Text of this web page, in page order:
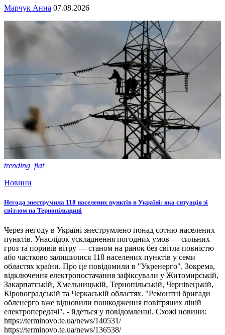
Марчук Анна 07.08.2026
trending_flat
Новини
Негода знеструмила 118 населених пунктів в Україні: яка ситуація зі
світлом на Тернопільщині
Через негоду в Україні знеструмлено понад сотню населених
пунктів. Унаслідок ускладнення погодних умов — сильних
гроз та поривів вітру — станом на ранок без світла повністю
або частково залишилися 118 населених пунктів у семи
областях країни. Про це повідомили в "Укренерго". Зокрема,
відключення електропостачання зафіксували у Житомирській,
Закарпатській, Хмельницькій, Тернопільській, Чернівецькій,
Кіровоградській та Черкаській областях. "Ремонтні бригади
обленерго вже відновили пошкодження повітряних ліній
електропередачі", - йдеться у повідомленні. Схожі новини:
https://terminovo.te.ua/news/140531/
https://terminovo.te.ua/news/136538/